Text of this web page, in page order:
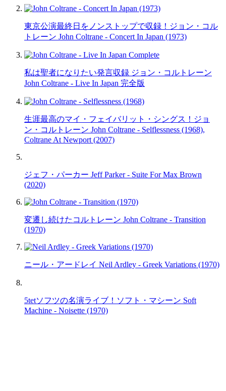
東京公演最終日をノンストップで収録！ジョン・コル
トレーン John Coltrane - Concert In Japan (1973)
私は聖者になりたい発言収録 ジョン・コルトレーン
John Coltrane - Live In Japan 完全版
生涯最高のマイ・フェイバリット・シングス！ジョ
ン・コルトレーン John Coltrane - Selflessness (1968),
Coltrane At Newport (2007)
ジェフ・パーカー Jeff Parker - Suite For Max Brown
(2020)
変遷し続けたコルトレーン John Coltrane - Transition
(1970)
ニール・アードレイ Neil Ardley - Greek Variations (1970)
5tetソフツの名演ライブ！ソフト・マシーン Soft
Machine - Noisette (1970)